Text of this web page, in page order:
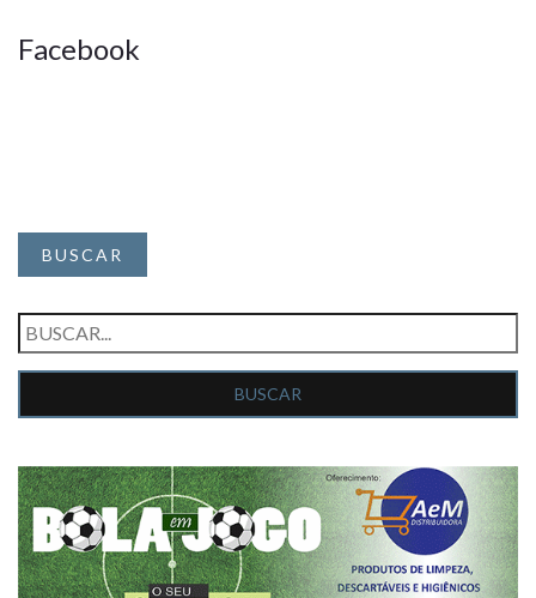
Facebook
BUSCAR